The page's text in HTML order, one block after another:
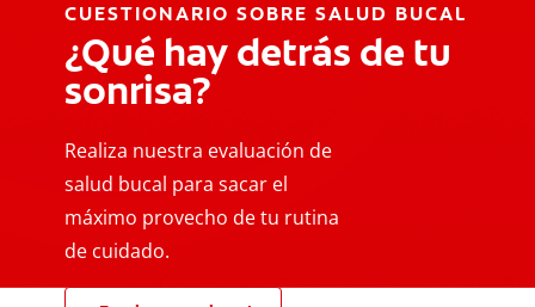
CUESTIONARIO SOBRE SALUD BUCAL
¿Qué hay detrás de tu
sonrisa?
Realiza nuestra evaluación de
salud bucal para sacar el
máximo provecho de tu rutina
de cuidado.